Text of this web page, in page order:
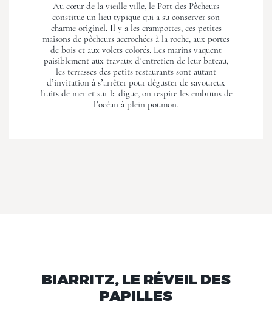
Au cœur de la vieille ville, le Port des Pêcheurs
constitue un lieu typique qui a su conserver son
charme originel. Il y a les crampottes, ces petites
maisons de pêcheurs accrochées à la roche, aux portes
de bois et aux volets colorés. Les marins vaquent
paisiblement aux travaux d’entretien de leur bateau,
les terrasses des petits restaurants sont autant
d’invitation à s’arrêter pour déguster de savoureux
fruits de mer et sur la digue, on respire les embruns de
l’océan à plein poumon.
BIARRITZ, LE RÉVEIL DES
PAPILLES